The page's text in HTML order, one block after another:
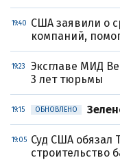
19:40
США заявили о
компаний,
19:23
Эксглаве МИД
3 лет тюрьмы
19:15 ОБНОВЛЕНО
19:05 Суд США обязал
строительство